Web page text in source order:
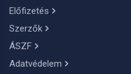
Előfizetés
Szerzők
ÁSZF
Adatvédelem